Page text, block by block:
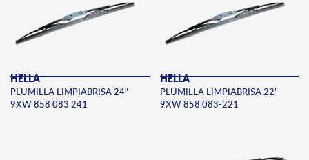
HELLA
PLUMILLA LIMPIABRISA 24"
9XW 858 083 241
HELLA
PLUMILLA LIMPIABRISA 22"
9XW 858 083-221